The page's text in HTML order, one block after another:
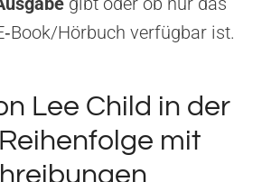
Hörbuch verfügbar ist.
Lee Child in der
mit